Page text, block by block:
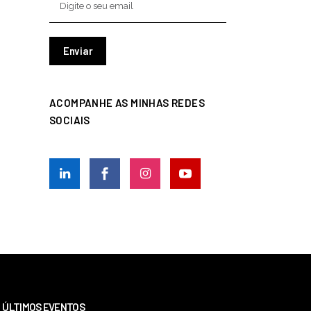
ACOMPANHE AS MINHAS REDES
SOCIAIS
ÚLTIMOS EVENTOS